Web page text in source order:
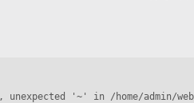
unexpected '~' in /home/admin/